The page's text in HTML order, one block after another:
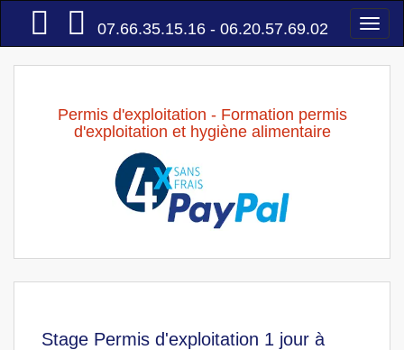
Accueil
07.66.35.15.16 - 06.20.57.69.02
Permis d'exploitation - Formation permis
d'exploitation et hygiène alimentaire
Stage Permis d'exploitation 1 jour à